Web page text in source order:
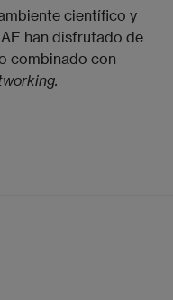
científico y
han disfrutado de
combinado con